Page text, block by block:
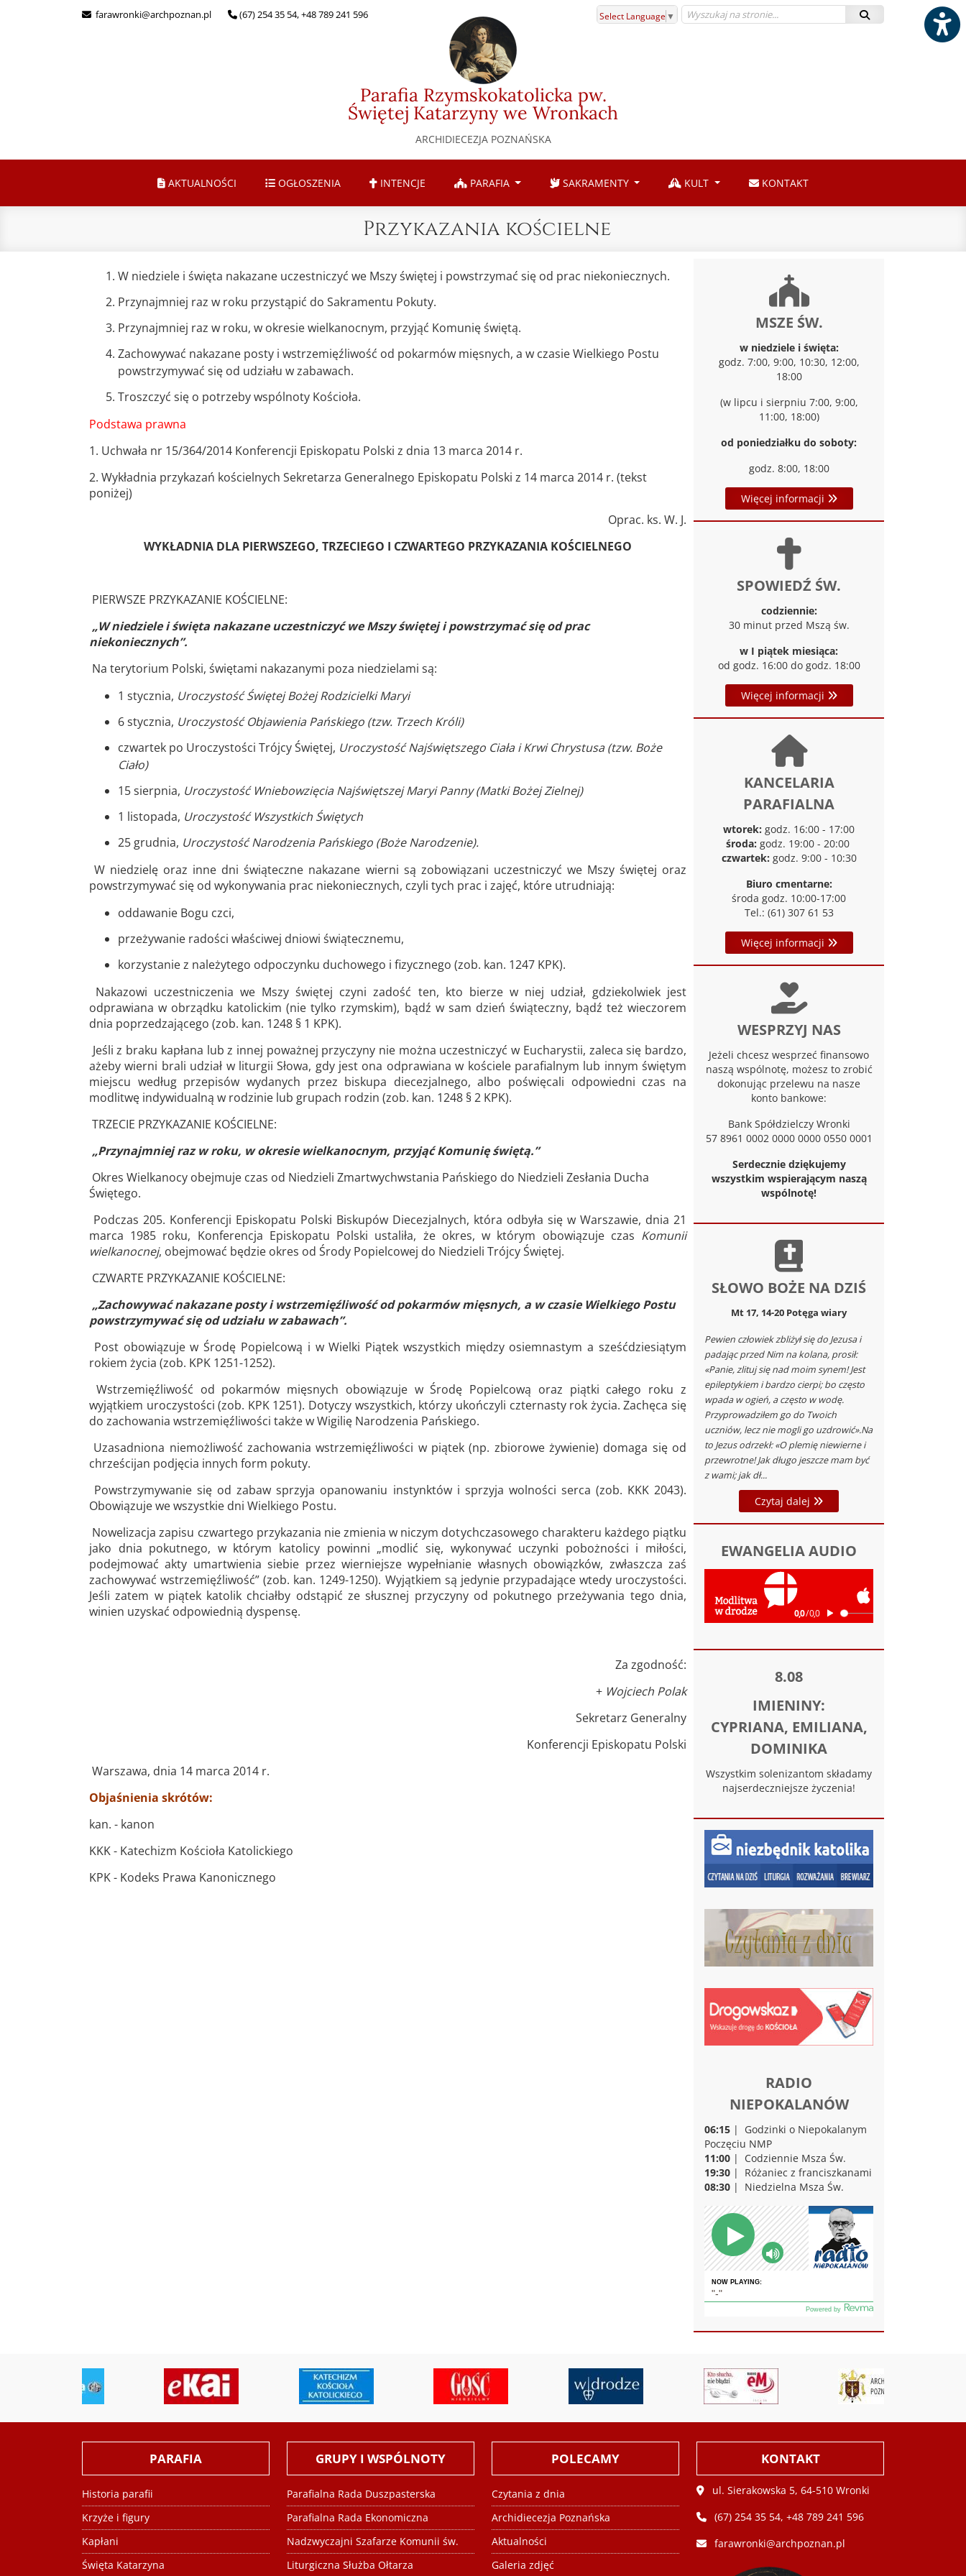
farawronki@archpoznan.pl (67) 254 35 54, +48 789 241 596 Select Language ▼
Parafia Rzymskokatolicka pw.
Świętej Katarzyny we Wronkach
ARCHIDIECEZJA POZNAŃSKA
AKTUALNOŚCI OGŁOSZENIA INTENCJE PARAFIA SAKRAMENTY KULT KONTAKT
Przykazania kościelne
MSZE ŚW.
w niedziele i święta:
godz. 7:00, 9:00, 10:30, 12:00,
18:00
(w lipcu i sierpniu 7:00, 9:00,
11:00, 18:00)
od poniedziałku do soboty:
godz. 8:00, 18:00
Więcej informacji
SPOWIEDŹ ŚW.
codziennie:
30 minut przed Mszą św.
w I piątek miesiąca:
od godz. 16:00 do godz. 18:00
Więcej informacji
KANCELARIA
PARAFIALNA
wtorek: godz. 16:00 - 17:00
środa: godz. 19:00 - 20:00
czwartek: godz. 9:00 - 10:30
Biuro cmentarne:
środa godz. 10:00-17:00
Tel.: (61) 307 61 53
Więcej informacji
WESPRZYJ NAS
Jeżeli chcesz wesprzeć finansowo
naszą wspólnotę, możesz to zrobić
dokonując przelewu na nasze
konto bankowe:
Bank Spółdzielczy Wronki
57 8961 0002 0000 0000 0550 0001
Serdecznie dziękujemy
wszystkim wspierającym naszą
wspólnotę!
SŁOWO BOŻE NA DZIŚ
Mt 17, 14-20 Potęga wiary
Pewien człowiek zbliżył się do Jezusa i
padając przed Nim na kolana, prosił:
«Panie, zlituj się nad moim synem! Jest
epileptykiem i bardzo cierpi; bo często
wpada w ogień, a często w wodę.
Przyprowadziłem go do Twoich
uczniów, lecz nie mogli go uzdrowić».Na
to Jezus odrzekł: «O plemię niewierne i
przewrotne! Jak długo jeszcze mam być
z wami; jak dł...
Czytaj dalej
EWANGELIA AUDIO
8.08
IMIENINY:
CYPRIANA, EMILIANA,
DOMINIKA
Wszystkim solenizantom składamy
najserdeczniejsze życzenia!
RADIO
NIEPOKALANÓW
06:15 | Godzinki o Niepokalanym
Poczęciu NMP
11:00 | Codziennie Msza Św.
19:30 | Różaniec z franciszkanami
08:30 | Niedzielna Msza Św.
W niedziele i święta nakazane uczestniczyć we Mszy świętej i powstrzymać się od prac niekoniecznych.
Przynajmniej raz w roku przystąpić do Sakramentu Pokuty.
Przynajmniej raz w roku, w okresie wielkanocnym, przyjąć Komunię świętą.
Zachowywać nakazane posty i wstrzemięźliwość od pokarmów mięsnych, a w czasie Wielkiego Postu
powstrzymywać się od udziału w zabawach.
Troszczyć się o potrzeby wspólnoty Kościoła.
Podstawa prawna
1. Uchwała nr 15/364/2014 Konferencji Episkopatu Polski z dnia 13 marca 2014 r.
2. Wykładnia przykazań kościelnych Sekretarza Generalnego Episkopatu Polski z 14 marca 2014 r. (tekst
poniżej)
Oprac. ks. W. J.
WYKŁADNIA DLA PIERWSZEGO, TRZECIEGO I CZWARTEGO PRZYKAZANIA KOŚCIELNEGO
PIERWSZE PRZYKAZANIE KOŚCIELNE:
„W niedziele i święta nakazane uczestniczyć we Mszy świętej i powstrzymać się od prac
niekoniecznych”.
Na terytorium Polski, świętami nakazanymi poza niedzielami są:
1 stycznia, Uroczystość Świętej Bożej Rodzicielki Maryi
6 stycznia, Uroczystość Objawienia Pańskiego (tzw. Trzech Króli)
czwartek po Uroczystości Trójcy Świętej, Uroczystość Najświętszego Ciała i Krwi Chrystusa (tzw. Boże
Ciało)
15 sierpnia, Uroczystość Wniebowzięcia Najświętszej Maryi Panny (Matki Bożej Zielnej)
1 listopada, Uroczystość Wszystkich Świętych
25 grudnia, Uroczystość Narodzenia Pańskiego (Boże Narodzenie).
W niedzielę oraz inne dni świąteczne nakazane wierni są zobowiązani uczestniczyć we Mszy świętej oraz
powstrzymywać się od wykonywania prac niekoniecznych, czyli tych prac i zajęć, które utrudniają:
oddawanie Bogu czci,
przeżywanie radości właściwej dniowi świątecznemu,
korzystanie z należytego odpoczynku duchowego i fizycznego (zob. kan. 1247 KPK).
Nakazowi uczestniczenia we Mszy świętej czyni zadość ten, kto bierze w niej udział, gdziekolwiek jest
odprawiana w obrządku katolickim (nie tylko rzymskim), bądź w sam dzień świąteczny, bądź też wieczorem
dnia poprzedzającego (zob. kan. 1248 § 1 KPK).
Jeśli z braku kapłana lub z innej poważnej przyczyny nie można uczestniczyć w Eucharystii, zaleca się bardzo,
ażeby wierni brali udział w liturgii Słowa, gdy jest ona odprawiana w kościele parafialnym lub innym świętym
miejscu według przepisów wydanych przez biskupa diecezjalnego, albo poświęcali odpowiedni czas na
modlitwę indywidualną w rodzinie lub grupach rodzin (zob. kan. 1248 § 2 KPK).
TRZECIE PRZYKAZANIE KOŚCIELNE:
„Przynajmniej raz w roku, w okresie wielkanocnym, przyjąć Komunię świętą.”
Okres Wielkanocy obejmuje czas od Niedzieli Zmartwychwstania Pańskiego do Niedzieli Zesłania Ducha
Świętego.
Podczas 205. Konferencji Episkopatu Polski Biskupów Diecezjalnych, która odbyła się w Warszawie, dnia 21
marca 1985 roku, Konferencja Episkopatu Polski ustaliła, że okres, w którym obowiązuje czas Komunii
wielkanocnej, obejmować będzie okres od Środy Popielcowej do Niedzieli Trójcy Świętej.
CZWARTE PRZYKAZANIE KOŚCIELNE:
„Zachowywać nakazane posty i wstrzemięźliwość od pokarmów mięsnych, a w czasie Wielkiego Postu
powstrzymywać się od udziału w zabawach”.
Post obowiązuje w Środę Popielcową i w Wielki Piątek wszystkich między osiemnastym a sześćdziesiątym
rokiem życia (zob. KPK 1251-1252).
Wstrzemięźliwość od pokarmów mięsnych obowiązuje w Środę Popielcową oraz piątki całego roku z
wyjątkiem uroczystości (zob. KPK 1251). Dotyczy wszystkich, którzy ukończyli czternasty rok życia. Zachęca się
do zachowania wstrzemięźliwości także w Wigilię Narodzenia Pańskiego.
Uzasadniona niemożliwość zachowania wstrzemięźliwości w piątek (np. zbiorowe żywienie) domaga się od
chrześcijan podjęcia innych form pokuty.
Powstrzymywanie się od zabaw sprzyja opanowaniu instynktów i sprzyja wolności serca (zob. KKK 2043).
Obowiązuje we wszystkie dni Wielkiego Postu.
Nowelizacja zapisu czwartego przykazania nie zmienia w niczym dotychczasowego charakteru każdego piątku
jako dnia pokutnego, w którym katolicy powinni „modlić się, wykonywać uczynki pobożności i miłości,
podejmować akty umartwienia siebie przez wierniejsze wypełnianie własnych obowiązków, zwłaszcza zaś
zachowywać wstrzemięźliwość” (zob. kan. 1249-1250). Wyjątkiem są jedynie przypadające wtedy uroczystości.
Jeśli zatem w piątek katolik chciałby odstąpić ze słusznej przyczyny od pokutnego przeżywania tego dnia,
winien uzyskać odpowiednią dyspensę.
Za zgodność:
+ Wojciech Polak
Sekretarz Generalny
Konferencji Episkopatu Polski
Warszawa, dnia 14 marca 2014 r.
Objaśnienia skrótów:
kan. - kanon
KKK - Katechizm Kościoła Katolickiego
KPK - Kodeks Prawa Kanonicznego
PARAFIA
Historia parafii
Krzyże i figury
Kapłani
Święta Katarzyna
GRUPY I WSPÓLNOTY
Parafialna Rada Duszpasterska
Parafialna Rada Ekonomiczna
Nadzwyczajni Szafarze Komunii św.
Liturgiczna Służba Ołtarza
POLECAMY
Czytania z dnia
Archidiecezja Poznańska
Aktualności
Galeria zdjęć
KONTAKT
ul. Sierakowska 5, 64-510 Wronki
(67) 254 35 54, +48 789 241 596
farawronki@archpoznan.pl